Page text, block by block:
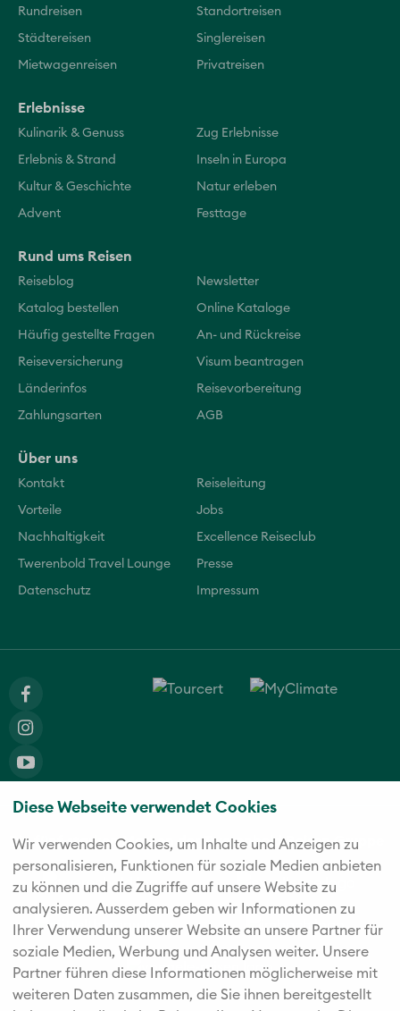
Diese Webseite verwendet Cookies
Wir verwenden Cookies, um Inhalte und Anzeigen zu
personalisieren, Funktionen für soziale Medien anbieten
zu können und die Zugriffe auf unsere Website zu
analysieren. Außerdem geben wir Informationen zu
Ihrer Verwendung unserer Website an unsere Partner für
soziale Medien, Werbung und Analysen weiter. Unsere
Partner führen diese Informationen möglicherweise mit
weiteren Daten zusammen, die Sie ihnen bereitgestellt
Rundreisen Standortreisen
Städtereisen Singlereisen
Mietwagenreisen Privatreisen
Erlebnisse
Kulinarik & Genuss Zug Erlebnisse
Erlebnis & Strand Inseln in Europa
Kultur & Geschichte Natur erleben
Advent Festtage
Rund ums Reisen
Reiseblog Newsletter
Katalog bestellen Online Kataloge
Häufig gestellte Fragen An- und Rückreise
Reiseversicherung Visum beantragen
Länderinfos Reisevorbereitung
Zahlungsarten AGB
Über uns
Kontakt Reiseleitung
Vorteile Jobs
Nachhaltigkeit Excellence Reiseclub
Twerenbold Travel Lounge Presse
Datenschutz Impressum
Die fünf starken Marken der Twerenbold Reisen Gruppe